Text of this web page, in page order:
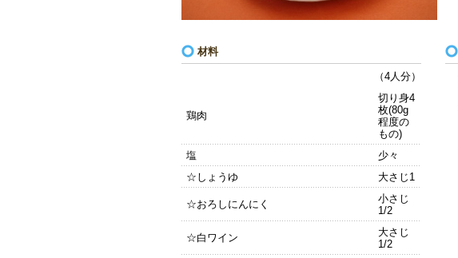
材料
（4人分）
鶏肉
切り身4
枚(80g
程度の
もの)
塩
少々
☆しょうゆ
大さじ1
☆おろしにんにく
小さじ
1/2
☆白ワイン
大さじ
1/2